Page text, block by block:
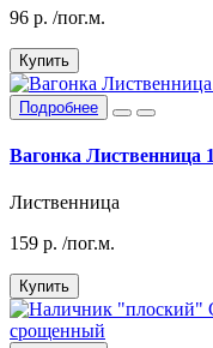
96 р. /пог.м.
Купить
Подробнее
Вагонка Лиственница
Лиственница
159 р. /пог.м.
Купить